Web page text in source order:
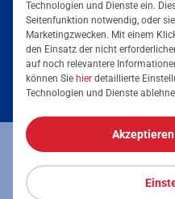
Technologien und Dienste ein.
Seitenfunktion notwendig, oder
Marketingzwecken. Mit einem
den Einsatz der nicht
auf noch relevantere
können Sie hier detaillierte
Technologien und Dienste
jederzeit die volle Kontrolle über
jederzeit geändert werden.
Sie imImpressumund in den
Tarife & Angebote
Strom für Zuhause
Erdgas für Zuhause
Elektromobilität
Energieausweis
Services &
Podcast
Umzugsmeldung
Impressum Datenschutz
Vertrag widerrufen